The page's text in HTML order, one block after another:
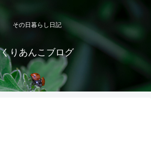
その日暮らし日記
くりあんこブログ